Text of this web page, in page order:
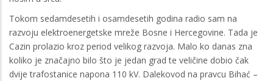
Tokom sedamdesetih i osamdesetih godina radio sam na
razvoju elektroenergetske mreže Bosne i Hercegovine. Tada je
Cazin prolazio kroz period velikog razvoja. Malo ko danas zna
koliko je značajno bilo što je jedan grad te veličine dobio čak
dvije trafostanice napona 110 kV. Dalekovod na pravcu Bihać –